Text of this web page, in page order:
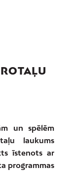
un spēlēm
laukums
īstenots ar
programmas